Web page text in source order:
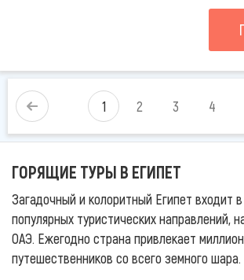
1 2 3 4
ГОРЯЩИЕ ТУРЫ В ЕГИПЕТ
Загадочный и колоритный Египет входит
популярных туристических направлений,
ОАЭ. Ежегодно страна привлекает
путешественников со всего земного шара.